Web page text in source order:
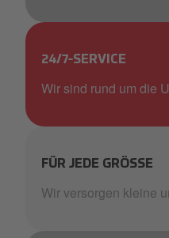
24/7-SERVICE
Wir sind rund um die
FÜR JEDE GRÖSSE
Wir versorgen kleine